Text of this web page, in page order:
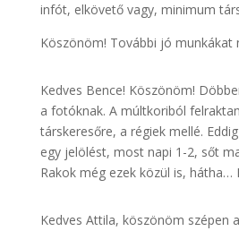
infót, elkövető vagy, minimum
Köszönöm! További jó munkákat
Kedves Bence! Köszönöm!
a fotóknak. A múltkoriból
társkeresőre, a régiek mellé.
egy jelölést, most napi 1-2, sőt
Rakok még ezek közül is, hátha…
Kedves Attila, köszönöm szépen